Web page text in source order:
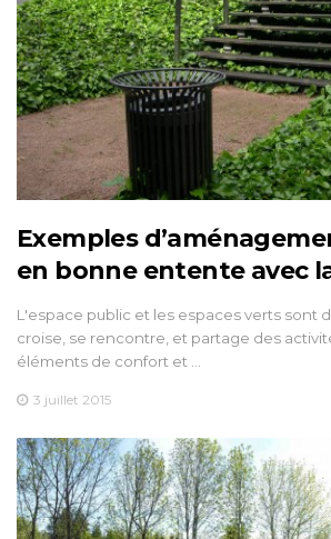
Exemples
en bonne entente avec
L'espace public et les espaces verts sont
croise, se rencontre, et partage des
éléments de confort et …
3 juillet 2015